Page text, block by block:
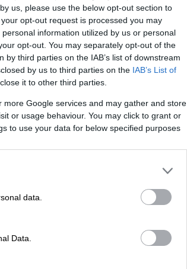
us, please use the below opt-out section to
opt-out request is processed you may
information utilized by us or personal
opt-out. You may separately opt-out of the
third parties on the IAB’s list of downstream
by us to third parties on the IAB’s List of
it to other third parties.
Google services and may gather and store
or usage behaviour. You may click to grant or
to use your data for below specified purposes
data.
Data.στόματά